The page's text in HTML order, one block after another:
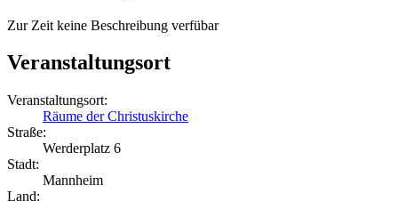
Zur Zeit keine Beschreibung verfübar
Veranstaltungsort
Veranstaltungsort:
Räume der Christuskirche
Straße:
Werderplatz 6
Stadt:
Mannheim
Land: